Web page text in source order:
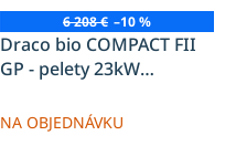
6 208 € –10 %
Draco bio COMPACT FII
GP - pelety 23kW
NA OBJEDNÁVKU